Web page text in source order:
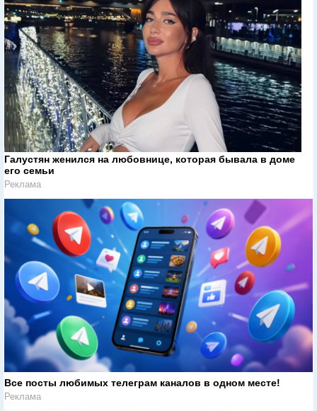
Галустян женился на любовнице, которая бывала в доме
его семьи
Реклама
Все посты любимых телеграм каналов в одном месте!
Реклама